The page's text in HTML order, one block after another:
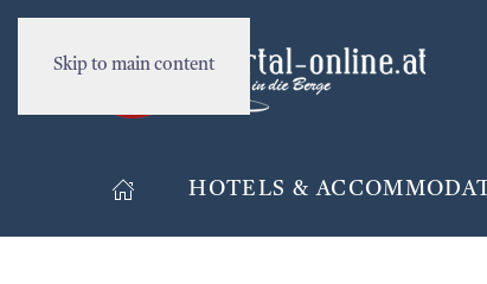
Skip to main content
HOTELS &